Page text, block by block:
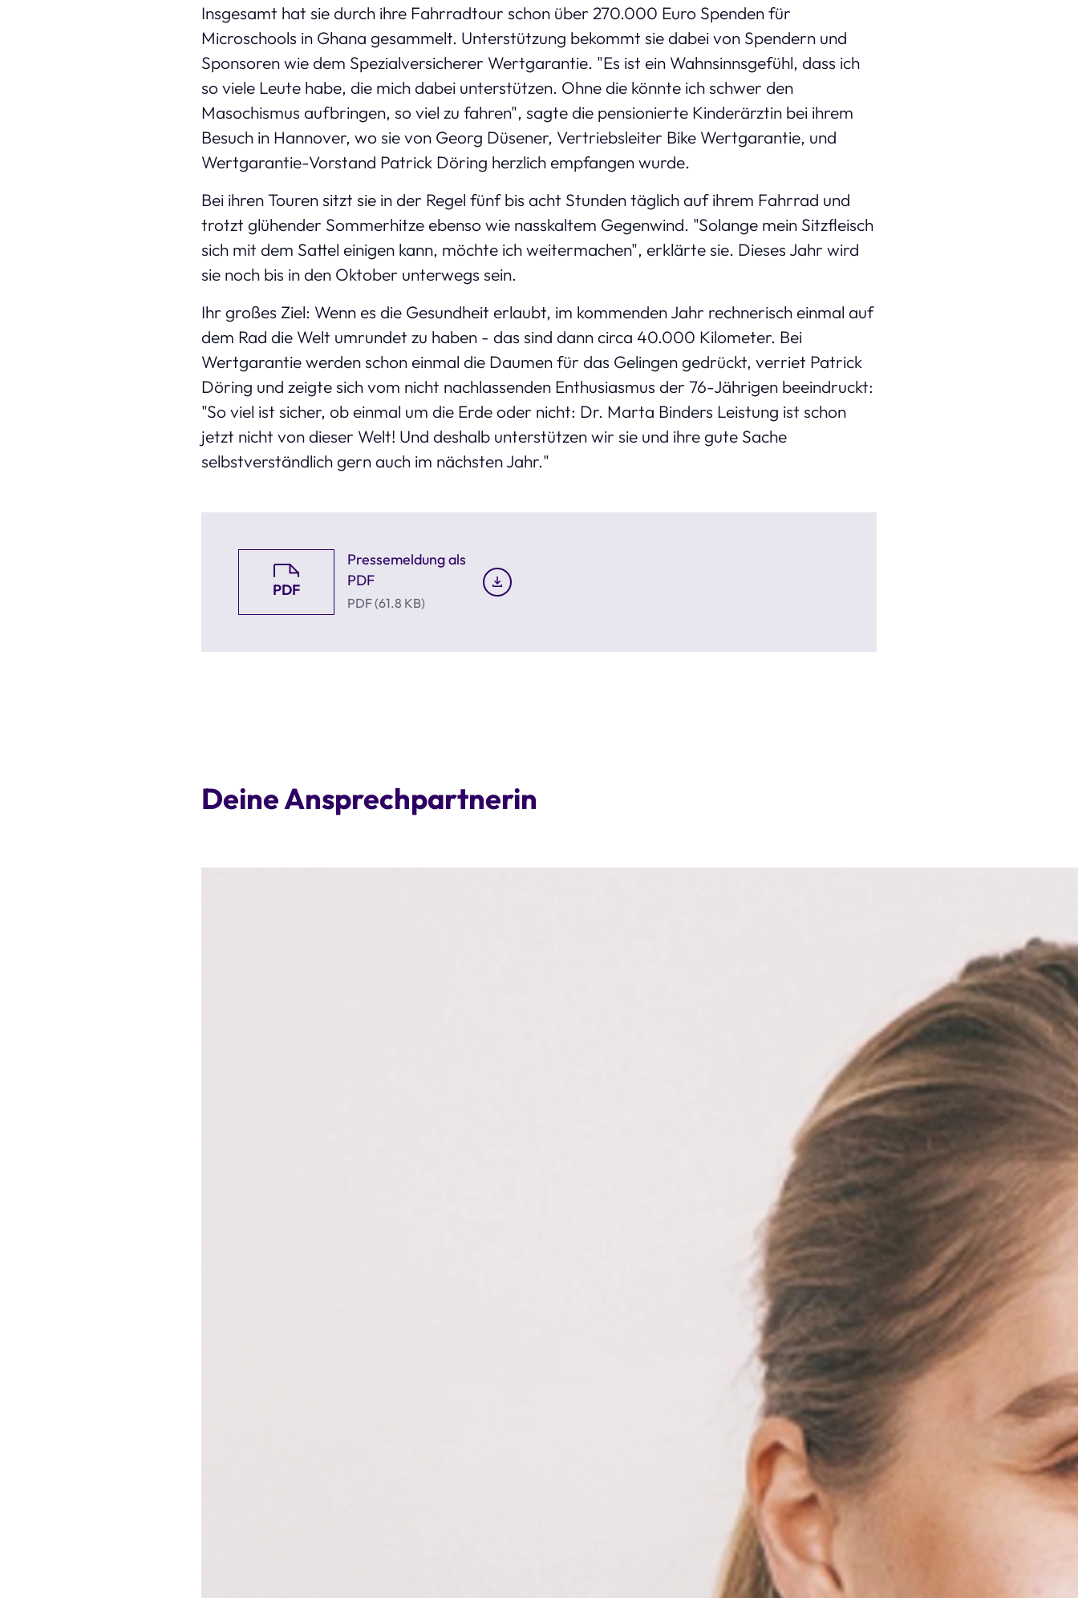
Insgesamt hat sie durch ihre Fahrradtour schon über 270.000 Euro Spenden für
Microschools in Ghana gesammelt. Unterstützung bekommt sie dabei von Spendern und
Sponsoren wie dem Spezialversicherer Wertgarantie. "Es ist ein Wahnsinnsgefühl, dass ich
so viele Leute habe, die mich dabei unterstützen. Ohne die könnte ich schwer den
Masochismus aufbringen, so viel zu fahren", sagte die pensionierte Kinderärztin bei ihrem
Besuch in Hannover, wo sie von Georg Düsener, Vertriebsleiter Bike Wertgarantie, und
Wertgarantie-Vorstand Patrick Döring herzlich empfangen wurde.
Bei ihren Touren sitzt sie in der Regel fünf bis acht Stunden täglich auf ihrem Fahrrad und
trotzt glühender Sommerhitze ebenso wie nasskaltem Gegenwind. "Solange mein Sitzfleisch
sich mit dem Sattel einigen kann, möchte ich weitermachen", erklärte sie. Dieses Jahr wird
sie noch bis in den Oktober unterwegs sein.
Ihr großes Ziel: Wenn es die Gesundheit erlaubt, im kommenden Jahr rechnerisch einmal auf
dem Rad die Welt umrundet zu haben - das sind dann circa 40.000 Kilometer. Bei
Wertgarantie werden schon einmal die Daumen für das Gelingen gedrückt, verriet Patrick
Döring und zeigte sich vom nicht nachlassenden Enthusiasmus der 76-Jährigen beeindruckt:
"So viel ist sicher, ob einmal um die Erde oder nicht: Dr. Marta Binders Leistung ist schon
jetzt nicht von dieser Welt! Und deshalb unterstützen wir sie und ihre gute Sache
selbstverständlich gern auch im nächsten Jahr."
PDF
Pressemeldung als
PDF
PDF (61.8 KB)
Deine Ansprechpartnerin